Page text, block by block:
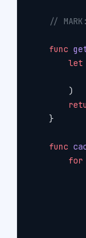
//
    func
        let
        )
    }
    func
        for